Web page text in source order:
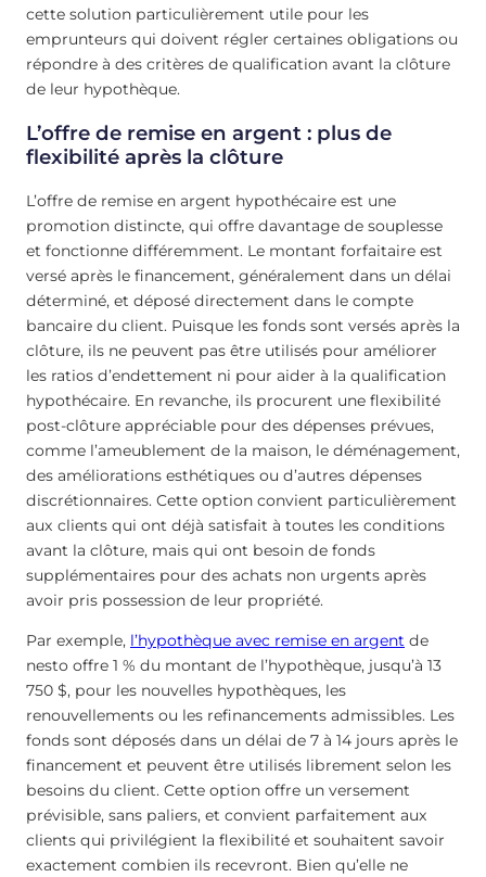
cette solution particulièrement utile pour les
emprunteurs qui doivent régler certaines obligations ou
répondre à des critères de qualification avant la clôture
de leur hypothèque.
L’offre de remise en argent : plus de
flexibilité après la clôture
L’offre de remise en argent hypothécaire est une
promotion distincte, qui offre davantage de souplesse
et fonctionne différemment. Le montant forfaitaire est
versé après le financement, généralement dans un délai
déterminé, et déposé directement dans le compte
bancaire du client. Puisque les fonds sont versés après la
clôture, ils ne peuvent pas être utilisés pour améliorer
les ratios d’endettement ni pour aider à la qualification
hypothécaire. En revanche, ils procurent une flexibilité
post-clôture appréciable pour des dépenses prévues,
comme l’ameublement de la maison, le déménagement,
des améliorations esthétiques ou d’autres dépenses
discrétionnaires. Cette option convient particulièrement
aux clients qui ont déjà satisfait à toutes les conditions
avant la clôture, mais qui ont besoin de fonds
supplémentaires pour des achats non urgents après
avoir pris possession de leur propriété.
Par exemple, l’hypothèque avec remise en argent de
nesto offre 1 % du montant de l’hypothèque, jusqu’à 13
750 $, pour les nouvelles hypothèques, les
renouvellements ou les refinancements admissibles. Les
fonds sont déposés dans un délai de 7 à 14 jours après le
financement et peuvent être utilisés librement selon les
besoins du client. Cette option offre un versement
prévisible, sans paliers, et convient parfaitement aux
clients qui privilégient la flexibilité et souhaitent savoir
exactement combien ils recevront. Bien qu’elle ne